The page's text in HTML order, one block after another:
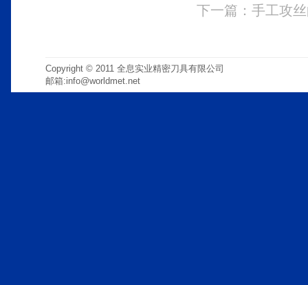
下一篇： 手工攻
Copyright © 2011 全息实业精密刀具有限公司
邮箱:info@worldmet.net